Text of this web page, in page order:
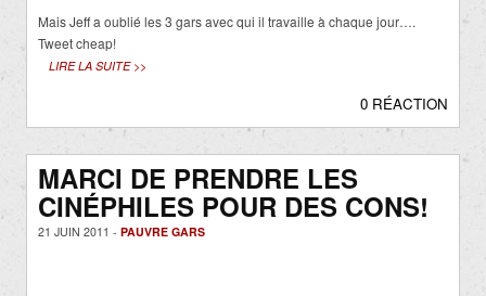
Mais Jeff a oublié les 3 gars avec qui il travaille à chaque jour….
Tweet cheap!
LIRE LA SUITE >>
0 RÉACTION
MARCI DE PRENDRE LES
CINÉPHILES POUR DES CONS!
21 JUIN 2011 - PAUVRE GARS